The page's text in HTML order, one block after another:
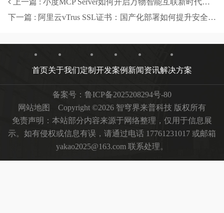
上一篇 : 小度MCP Server如何开启万物智能互联新时代？-智穹界来普科技
下一篇 : 阿里云vTrus SSL证书：国产化部署如何提升安全效率？-智穹界来普科技
首页关于我们定制开发案例 新闻资讯解决方案
备案号： 鲁ICP备2025208294号-80
网站地图
Copyright ©2026 智穹界来普科技 版权所有
免责声明：本站部分内容来源于网络整理，仅用于信息展
示。如有侵权或信息有误，请通过电话 17761231017 或邮箱
yakao2025@163.com 联系处理。